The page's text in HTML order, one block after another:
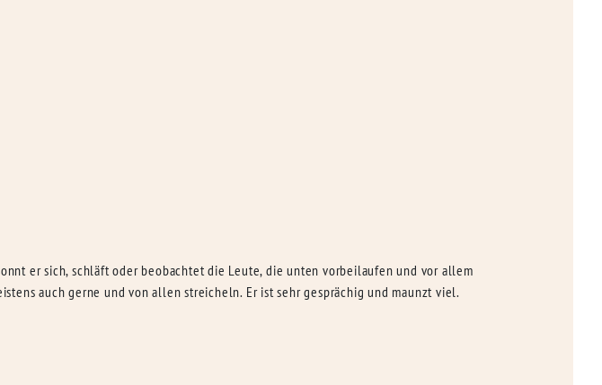
er sich, schläft oder beobachtet die Leute, die unten vorbeilaufen und vor allem
auch gerne und von allen streicheln. Er ist sehr gesprächig und maunzt viel.